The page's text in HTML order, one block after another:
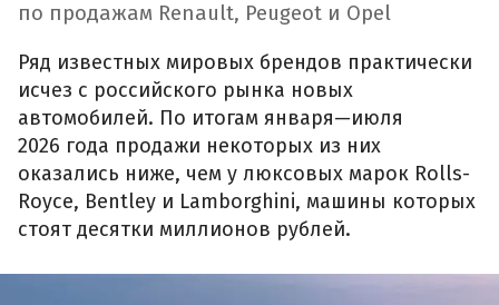
по продажам Renault, Peugeot и Opel
Ряд известных мировых брендов практически
исчез с российского рынка новых
автомобилей. По итогам января—июля
2026 года продажи некоторых из них
оказались ниже, чем у люксовых марок Rolls-
Royce, Bentley и Lamborghini, машины которых
стоят десятки миллионов рублей.